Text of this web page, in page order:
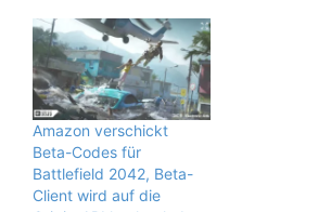
Amazon verschickt
Beta-Codes für
Battlefield 2042, Beta-
Client wird auf die